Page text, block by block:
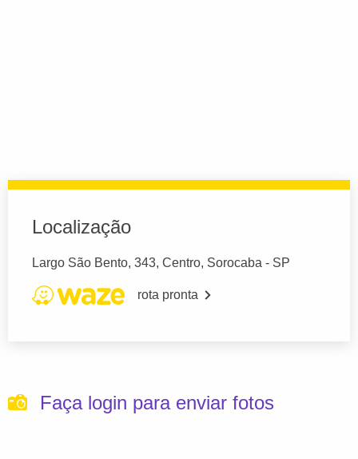
Localização
Largo São Bento, 343, Centro, Sorocaba - SP
rota pronta
Faça login para enviar fotos